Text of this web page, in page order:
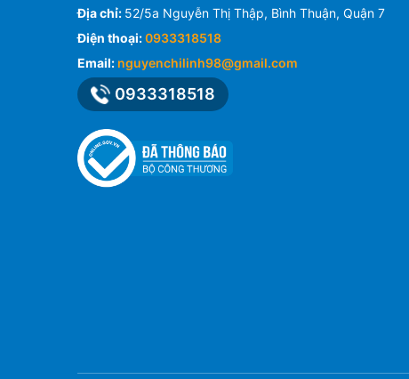
Địa chỉ: 52/5a Nguyễn Thị Thập, Bình Thuận, Quận 7
Điện thoại:0933318518
Email: nguyenchilinh98@gmail.com
0933318518